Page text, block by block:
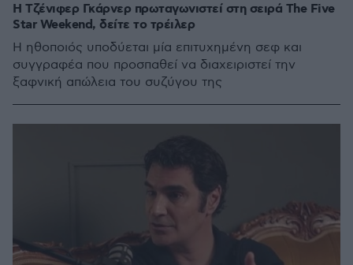
Η Τζένιφερ Γκάρνερ πρωταγωνιστεί στη σειρά The Five
Star Weekend, δείτε το τρέιλερ
Η ηθοποιός υποδύεται μία επιτυχημένη σεφ και
συγγραφέα που προσπαθεί να διαχειριστεί την
ξαφνική απώλεια του συζύγου της